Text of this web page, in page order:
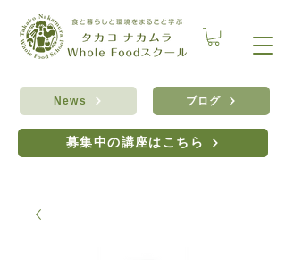
News
募集中の講座はこちら
ブログ